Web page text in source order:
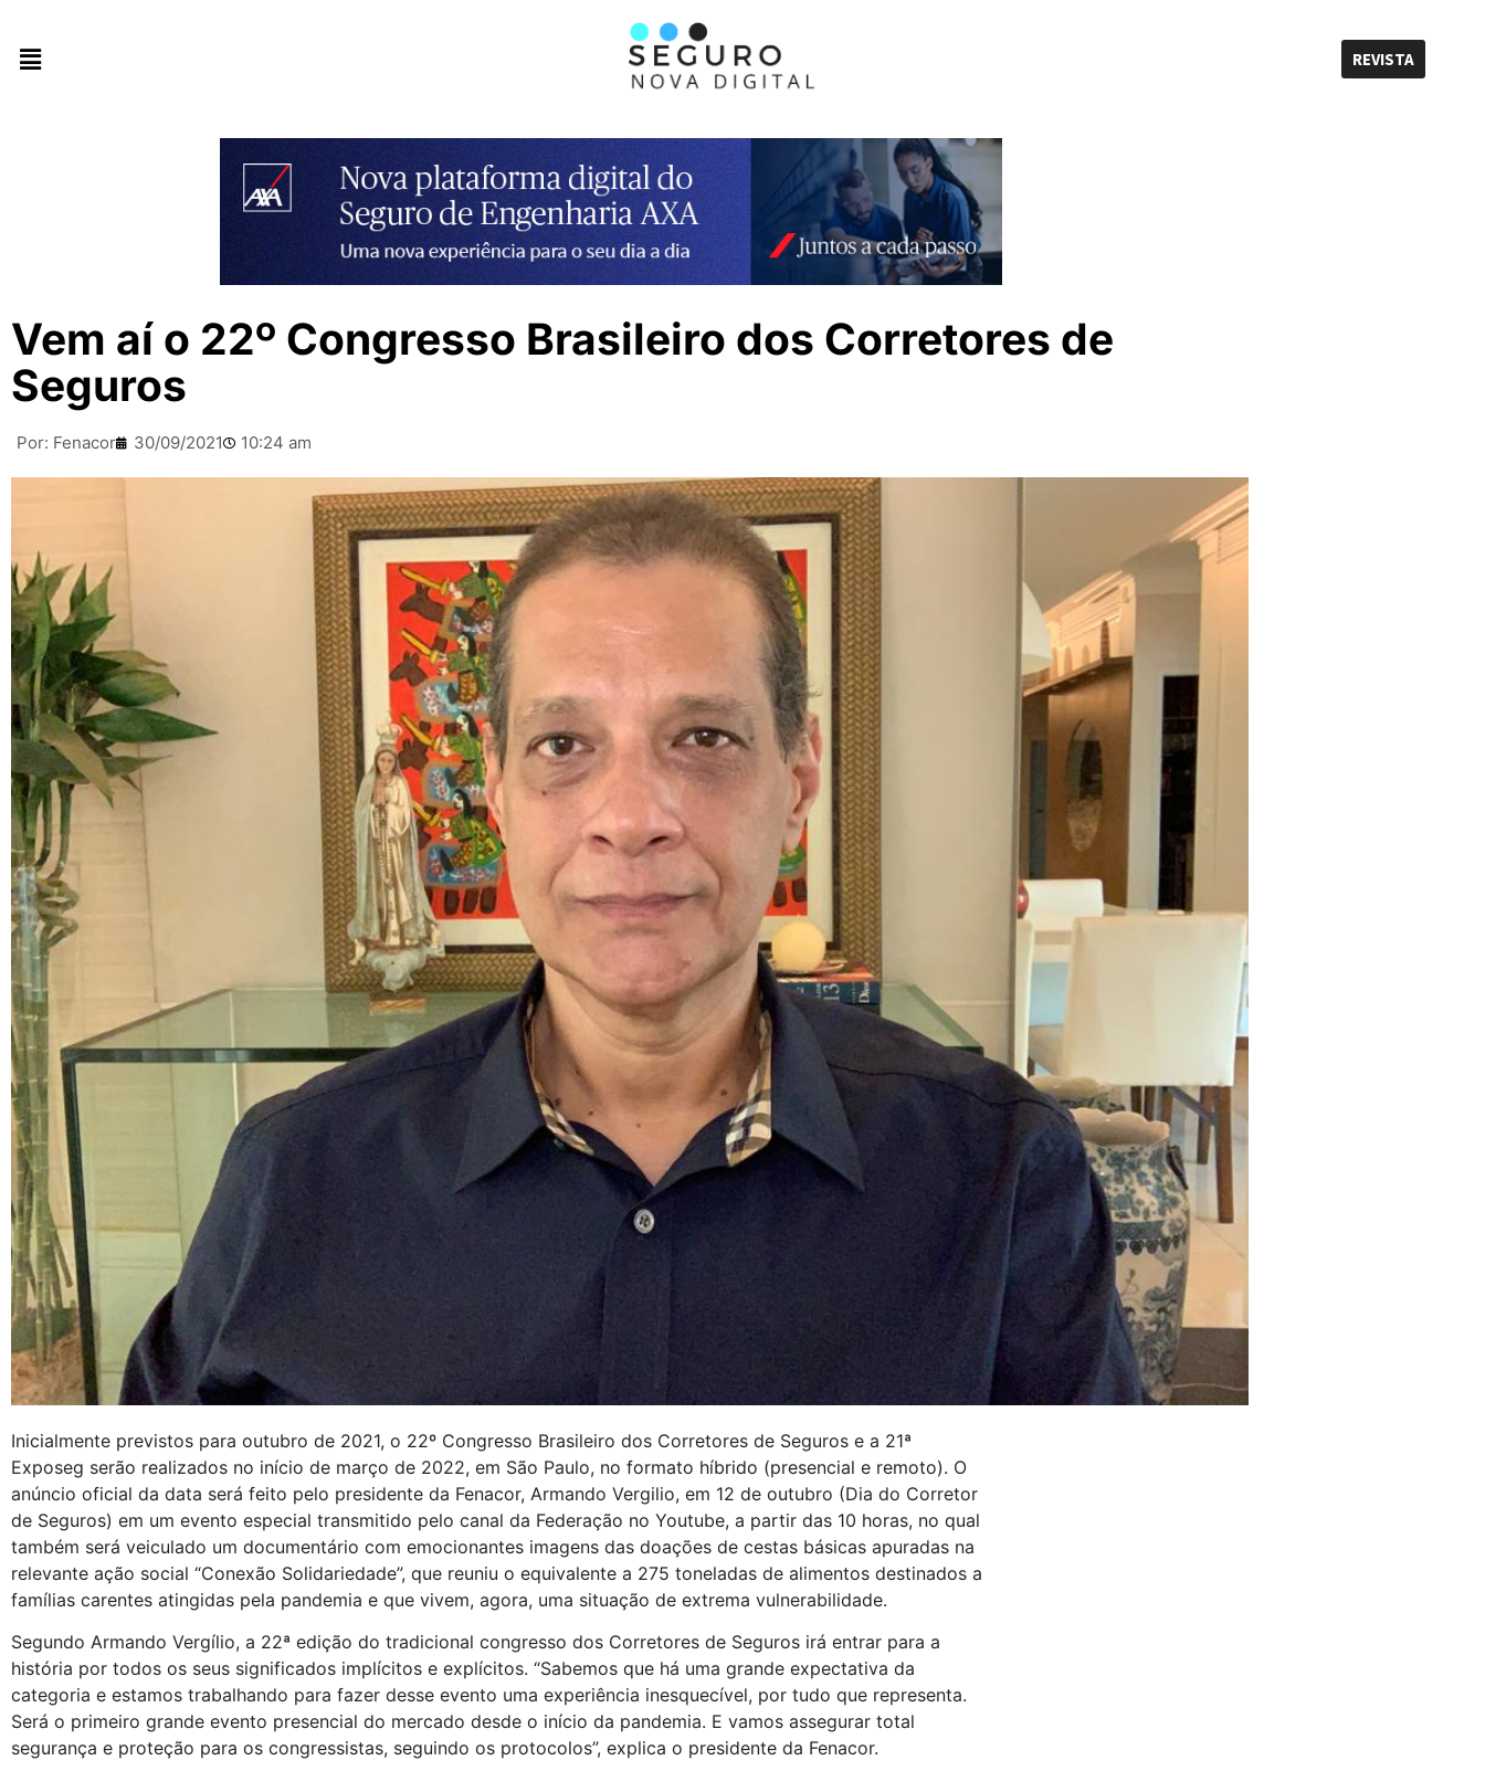
REVISTA
Vem aí o 22º Congresso Brasileiro dos Corretores de
Seguros
Por: Fenacor 30/09/2021 10:24 am
Inicialmente previstos para outubro de 2021, o 22º Congresso Brasileiro dos Corretores de Seguros e a 21ª
Exposeg serão realizados no início de março de 2022, em São Paulo, no formato híbrido (presencial e remoto). O
anúncio oficial da data será feito pelo presidente da Fenacor, Armando Vergilio, em 12 de outubro (Dia do Corretor
de Seguros) em um evento especial transmitido pelo canal da Federação no Youtube, a partir das 10 horas, no qual
também será veiculado um documentário com emocionantes imagens das doações de cestas básicas apuradas na
relevante ação social “Conexão Solidariedade”, que reuniu o equivalente a 275 toneladas de alimentos destinados a
famílias carentes atingidas pela pandemia e que vivem, agora, uma situação de extrema vulnerabilidade.
Segundo Armando Vergílio, a 22ª edição do tradicional congresso dos Corretores de Seguros irá entrar para a
história por todos os seus significados implícitos e explícitos. “Sabemos que há uma grande expectativa da
categoria e estamos trabalhando para fazer desse evento uma experiência inesquecível, por tudo que representa.
Será o primeiro grande evento presencial do mercado desde o início da pandemia. E vamos assegurar total
segurança e proteção para os congressistas, seguindo os protocolos”, explica o presidente da Fenacor.